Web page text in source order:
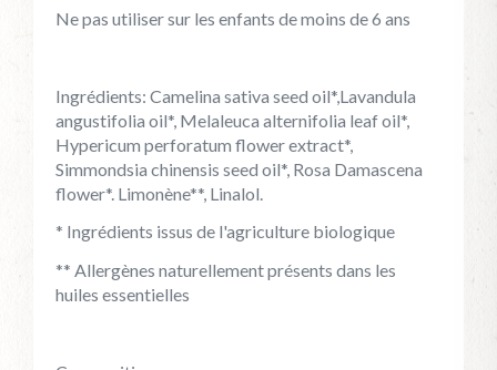
Ne pas utiliser sur les enfants de moins de 6 ans
Ingrédients: Camelina sativa seed oil*,Lavandula
angustifolia oil*, Melaleuca alternifolia leaf oil*,
Hypericum perforatum flower extract*,
Simmondsia chinensis seed oil*, Rosa Damascena
flower*. Limonène**, Linalol.
* Ingrédients issus de l'agriculture biologique
** Allergènes naturellement présents dans les
huiles essentielles